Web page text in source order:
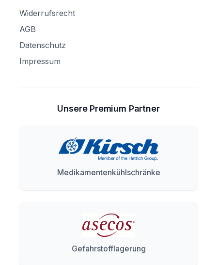
Widerrufsrecht
AGB
Datenschutz
Impressum
Unsere Premium Partner
Medikamentenkühlschränke
Gefahrstofflagerung